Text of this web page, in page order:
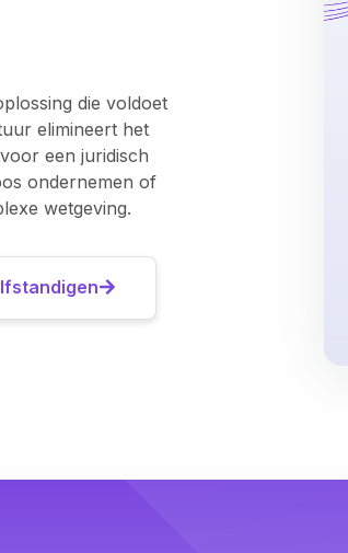
die voldoet
elimineert het
een juridisch
ondernemen of
wetgeving.